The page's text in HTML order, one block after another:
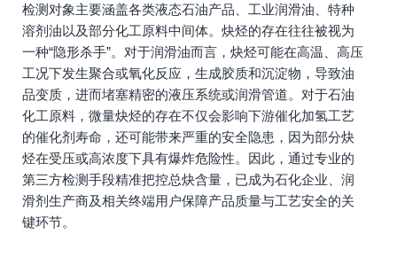
检测对象主要涵盖各类液态石油产品、工业润滑油、特种
溶剂油以及部分化工原料中间体。炔烃的存在往往被视为
一种“隐形杀手”。对于润滑油而言，炔烃可能在高温、高压
工况下发生聚合或氧化反应，生成胶质和沉淀物，导致油
品变质，进而堵塞精密的液压系统或润滑管道。对于石油
化工原料，微量炔烃的存在不仅会影响下游催化加氢工艺
的催化剂寿命，还可能带来严重的安全隐患，因为部分炔
烃在受压或高浓度下具有爆炸危险性。因此，通过专业的
第三方检测手段精准把控总炔含量，已成为石化企业、润
滑剂生产商及相关终端用户保障产品质量与工艺安全的关
键环节。